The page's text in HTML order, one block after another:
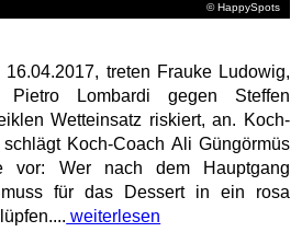
© HappySpots
treten Frauke Ludowig,
Lombardi gegen Steffen
Wetteinsatz riskiert, an. Koch-
Koch-Coach Ali Güngörmüs
vor: Wer nach dem Hauptgang
für das Dessert in ein rosa
weiterlesen